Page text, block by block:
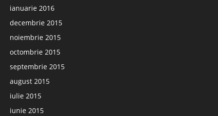
ianuarie 2016
decembrie 2015
noiembrie 2015
octombrie 2015
septembrie 2015
august 2015
iulie 2015
iunie 2015